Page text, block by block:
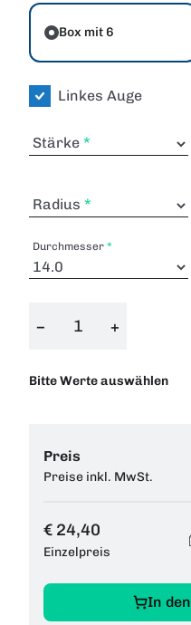
Box mit 6
Linkes Auge
Stärke
Radius
Durchmesser
− +
Bitte Werte auswählen
Preis
Preise inkl. MwSt.
€ 24,40
Einzelpreis
In